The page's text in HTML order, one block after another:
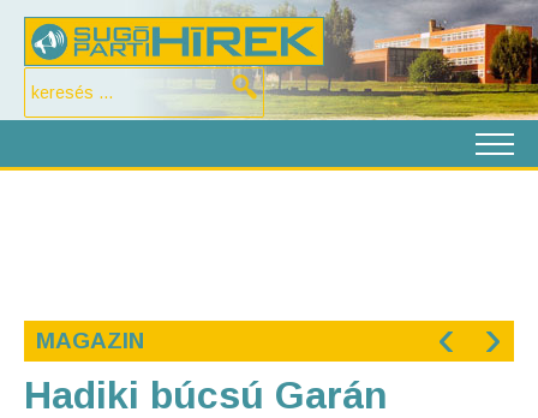
MAGAZIN ‹ ›
Hadiki búcsú Garán